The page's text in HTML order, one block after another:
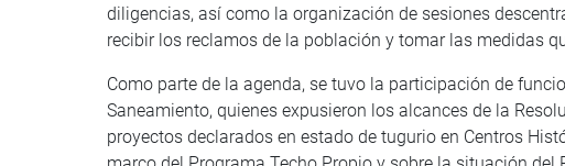
diligencias, así como la organización de sesiones
recibir los reclamos de la población y tomar las medidas
Como parte de la agenda, se tuvo la participación de
Saneamiento, quienes expusieron los alcances de la
proyectos declarados en estado de tugurio en Centros